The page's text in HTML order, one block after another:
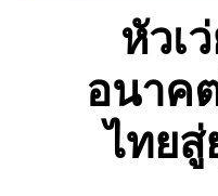
หัวเ
อนาค
ไทย